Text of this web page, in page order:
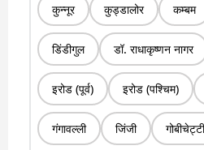
कुन्नूर कुड्डालोर कम्बम
डिंडीगुल डॉ. राधाकृष्णन नागर
इरोड (पूर्व) इरोड (पश्चिम)
गंगावल्ली जिंजी